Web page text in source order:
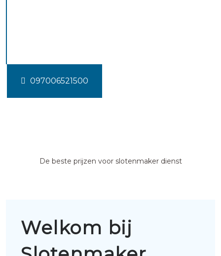
097006521500
De beste prijzen voor slotenmaker dienst
Welkom bij